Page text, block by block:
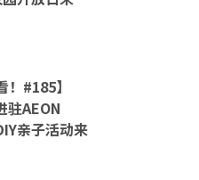
！#185】
AEON
亲子活动来